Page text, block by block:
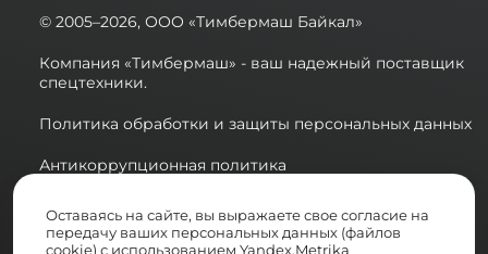
© 2005–2026, ООО «Тимбермаш Байкал»
Компания «Тимбермаш» - ваш надежный поставщик
спецтехники.
Политика обработки и защиты персональных данных
Антикоррупционная политика
Сводная ведомость результатов проведения СОУТ в
2025 году
Оставаясь на сайте, вы выражаете свое согласие на
передачу ваших персональных данных (файлов
cookie) с использованием Yandex.Metrika